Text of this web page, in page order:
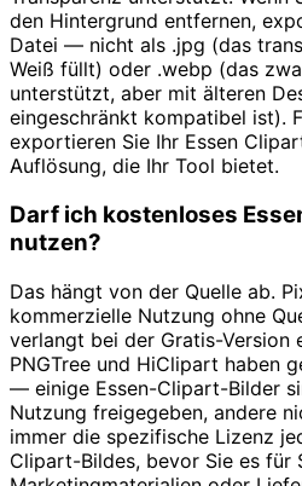
den Hintergrund entfernen,
Datei — nicht als .jpg (das
Weiß füllt) oder .webp (das
unterstützt, aber mit älteren
eingeschränkt kompatibel ist).
exportieren Sie Ihr Essen
Auflösung, die Ihr Tool bietet.
Darf ich kostenloses
nutzen?
Das hängt von der Quelle ab.
kommerzielle Nutzung ohne
verlangt bei der Gratis-Version
PNGTree und HiClipart haben
— einige Essen-Clipart-Bilder
Nutzung freigegeben, andere
immer die spezifische Lizenz
Clipart-Bildes, bevor Sie es für